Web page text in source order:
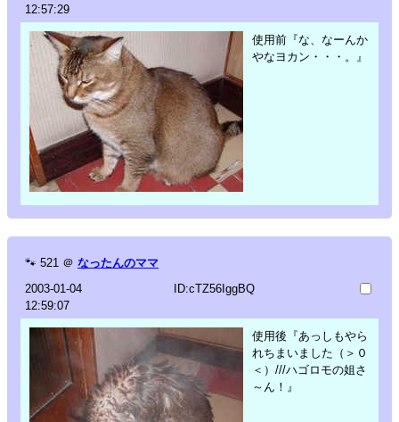
12:57:29
使用前『な、なーんか
やなヨカン・・・。』
🐾 521 ＠ なったんのママ
2003-01-04
12:59:07
ID:cTZ56IggBQ
使用後『あっしもやら
れちまいました（＞０
＜）///ハゴロモの姐さ
～ん！』